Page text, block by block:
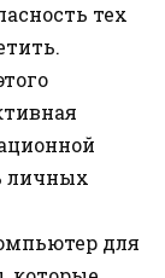
тех
личных
для